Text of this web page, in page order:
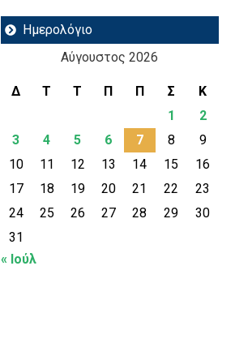
Ημερολόγιο
Αύγουστος 2026
Δ Τ Τ Π Π Σ
Κ
1
2
3
4 5 6 7 8
9
10
11 12 13 14 15
16
17
18 19 20 21 22
23
24
25 26 27 28 29
30
31
« Ιούλ